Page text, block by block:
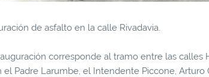
de asfalto en la calle Rivadavia.
corresponde al tramo entre las calles
el Padre Larumbe, el Intendente Piccone, Arturo